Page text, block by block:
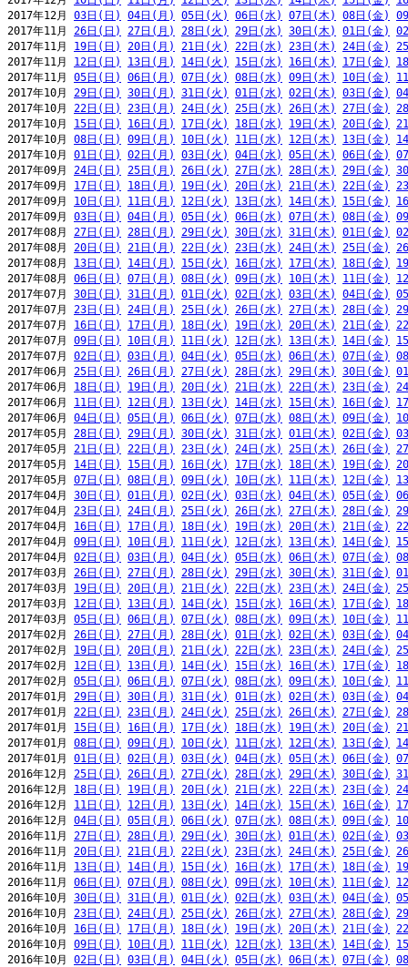
2017年12月 03日(日) 04日(月) 05日(火) 06日(水) 07日(木) 08日(金)
2017年11月 26日(日) 27日(月) 28日(火) 29日(水) 30日(木) 01日(金)
2017年11月 19日(日) 20日(月) 21日(火) 22日(水) 23日(木) 24日(金)
2017年11月 12日(日) 13日(月) 14日(火) 15日(水) 16日(木) 17日(金)
2017年11月 05日(日) 06日(月) 07日(火) 08日(水) 09日(木) 10日(金)
2017年10月 29日(日) 30日(月) 31日(火) 01日(水) 02日(木) 03日(金)
2017年10月 22日(日) 23日(月) 24日(火) 25日(水) 26日(木) 27日(金)
2017年10月 15日(日) 16日(月) 17日(火) 18日(水) 19日(木) 20日(金)
2017年10月 08日(日) 09日(月) 10日(火) 11日(水) 12日(木) 13日(金)
2017年10月 01日(日) 02日(月) 03日(火) 04日(水) 05日(木) 06日(金)
2017年09月 24日(日) 25日(月) 26日(火) 27日(水) 28日(木) 29日(金)
2017年09月 17日(日) 18日(月) 19日(火) 20日(水) 21日(木) 22日(金)
2017年09月 10日(日) 11日(月) 12日(火) 13日(水) 14日(木) 15日(金)
2017年09月 03日(日) 04日(月) 05日(火) 06日(水) 07日(木) 08日(金)
2017年08月 27日(日) 28日(月) 29日(火) 30日(水) 31日(木) 01日(金)
2017年08月 20日(日) 21日(月) 22日(火) 23日(水) 24日(木) 25日(金)
2017年08月 13日(日) 14日(月) 15日(火) 16日(水) 17日(木) 18日(金)
2017年08月 06日(日) 07日(月) 08日(火) 09日(水) 10日(木) 11日(金)
2017年07月 30日(日) 31日(月) 01日(火) 02日(水) 03日(木) 04日(金)
2017年07月 23日(日) 24日(月) 25日(火) 26日(水) 27日(木) 28日(金)
2017年07月 16日(日) 17日(月) 18日(火) 19日(水) 20日(木) 21日(金)
2017年07月 09日(日) 10日(月) 11日(火) 12日(水) 13日(木) 14日(金)
2017年07月 02日(日) 03日(月) 04日(火) 05日(水) 06日(木) 07日(金)
2017年06月 25日(日) 26日(月) 27日(火) 28日(水) 29日(木) 30日(金)
2017年06月 18日(日) 19日(月) 20日(火) 21日(水) 22日(木) 23日(金)
2017年06月 11日(日) 12日(月) 13日(火) 14日(水) 15日(木) 16日(金)
2017年06月 04日(日) 05日(月) 06日(火) 07日(水) 08日(木) 09日(金)
2017年05月 28日(日) 29日(月) 30日(火) 31日(水) 01日(木) 02日(金)
2017年05月 21日(日) 22日(月) 23日(火) 24日(水) 25日(木) 26日(金)
2017年05月 14日(日) 15日(月) 16日(火) 17日(水) 18日(木) 19日(金)
2017年05月 07日(日) 08日(月) 09日(火) 10日(水) 11日(木) 12日(金)
2017年04月 30日(日) 01日(月) 02日(火) 03日(水) 04日(木) 05日(金)
2017年04月 23日(日) 24日(月) 25日(火) 26日(水) 27日(木) 28日(金)
2017年04月 16日(日) 17日(月) 18日(火) 19日(水) 20日(木) 21日(金)
2017年04月 09日(日) 10日(月) 11日(火) 12日(水) 13日(木) 14日(金)
2017年04月 02日(日) 03日(月) 04日(火) 05日(水) 06日(木) 07日(金)
2017年03月 26日(日) 27日(月) 28日(火) 29日(水) 30日(木) 31日(金)
2017年03月 19日(日) 20日(月) 21日(火) 22日(水) 23日(木) 24日(金)
2017年03月 12日(日) 13日(月) 14日(火) 15日(水) 16日(木) 17日(金)
2017年03月 05日(日) 06日(月) 07日(火) 08日(水) 09日(木) 10日(金)
2017年02月 26日(日) 27日(月) 28日(火) 01日(水) 02日(木) 03日(金)
2017年02月 19日(日) 20日(月) 21日(火) 22日(水) 23日(木) 24日(金)
2017年02月 12日(日) 13日(月) 14日(火) 15日(水) 16日(木) 17日(金)
2017年02月 05日(日) 06日(月) 07日(火) 08日(水) 09日(木) 10日(金)
2017年01月 29日(日) 30日(月) 31日(火) 01日(水) 02日(木) 03日(金)
2017年01月 22日(日) 23日(月) 24日(火) 25日(水) 26日(木) 27日(金)
2017年01月 15日(日) 16日(月) 17日(火) 18日(水) 19日(木) 20日(金)
2017年01月 08日(日) 09日(月) 10日(火) 11日(水) 12日(木) 13日(金)
2017年01月 01日(日) 02日(月) 03日(火) 04日(水) 05日(木) 06日(金)
2016年12月 25日(日) 26日(月) 27日(火) 28日(水) 29日(木) 30日(金)
2016年12月 18日(日) 19日(月) 20日(火) 21日(水) 22日(木) 23日(金)
2016年12月 11日(日) 12日(月) 13日(火) 14日(水) 15日(木) 16日(金)
2016年12月 04日(日) 05日(月) 06日(火) 07日(水) 08日(木) 09日(金)
2016年11月 27日(日) 28日(月) 29日(火) 30日(水) 01日(木) 02日(金)
2016年11月 20日(日) 21日(月) 22日(火) 23日(水) 24日(木) 25日(金)
2016年11月 13日(日) 14日(月) 15日(火) 16日(水) 17日(木) 18日(金)
2016年11月 06日(日) 07日(月) 08日(火) 09日(水) 10日(木) 11日(金)
2016年10月 30日(日) 31日(月) 01日(火) 02日(水) 03日(木) 04日(金)
2016年10月 23日(日) 24日(月) 25日(火) 26日(水) 27日(木) 28日(金)
2016年10月 16日(日) 17日(月) 18日(火) 19日(水) 20日(木) 21日(金)
2016年10月 09日(日) 10日(月) 11日(火) 12日(水) 13日(木) 14日(金)
2016年10月 02日(日) 03日(月) 04日(火) 05日(水) 06日(木) 07日(金)